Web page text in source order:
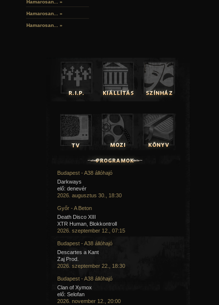
Hamarosan... »
Hamarosan... »
Hamarosan... »
Budapest - A38 állóhajó
Darkways
elő: denevér
2026. augusztus 30., 18:30
Győr - A Beton
Death Disco XIII
XTR Human, Blokkontroll
2026. szeptember 12., 07:15
Budapest - A38 állóhajó
Descartes a Kant
Zaj Prod.
2026. szeptember 22., 18:30
Budapest - A38 állóhajó
Clan of Xymox
elő: Selofan
2026. november 12., 20:00